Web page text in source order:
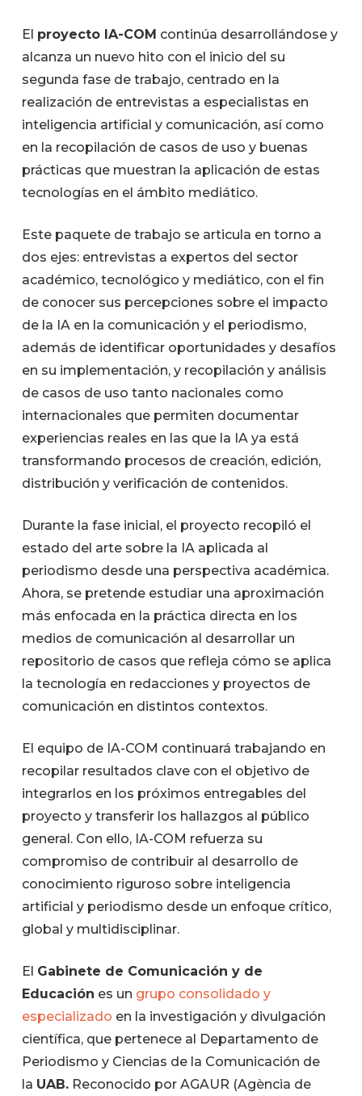
El proyecto IA-COM continúa desarrollándose y
alcanza un nuevo hito con el inicio del su
segunda fase de trabajo, centrado en la
realización de entrevistas a especialistas en
inteligencia artificial y comunicación, así como
en la recopilación de casos de uso y buenas
prácticas que muestran la aplicación de estas
tecnologías en el ámbito mediático.
Este paquete de trabajo se articula en torno a
dos ejes: entrevistas a expertos del sector
académico, tecnológico y mediático, con el fin
de conocer sus percepciones sobre el impacto
de la IA en la comunicación y el periodismo,
además de identificar oportunidades y desafíos
en su implementación, y recopilación y análisis
de casos de uso tanto nacionales como
internacionales que permiten documentar
experiencias reales en las que la IA ya está
transformando procesos de creación, edición,
distribución y verificación de contenidos.
Durante la fase inicial, el proyecto recopiló el
estado del arte sobre la IA aplicada al
periodismo desde una perspectiva académica.
Ahora, se pretende estudiar una aproximación
más enfocada en la práctica directa en los
medios de comunicación al desarrollar un
repositorio de casos que refleja cómo se aplica
la tecnología en redacciones y proyectos de
comunicación en distintos contextos.
El equipo de IA-COM continuará trabajando en
recopilar resultados clave con el objetivo de
integrarlos en los próximos entregables del
proyecto y transferir los hallazgos al público
general. Con ello, IA-COM refuerza su
compromiso de contribuir al desarrollo de
conocimiento riguroso sobre inteligencia
artificial y periodismo desde un enfoque crítico,
global y multidisciplinar.
El Gabinete de Comunicación y de
Educación es un grupo consolidado y
especializado en la investigación y divulgación
científica, que pertenece al Departamento de
Periodismo y Ciencias de la Comunicación de
la UAB.Reconocido por AGAUR (Agència de